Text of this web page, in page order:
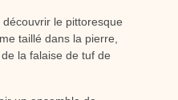
le pittoresque
taillé dans la pierre,
la falaise de tuf de